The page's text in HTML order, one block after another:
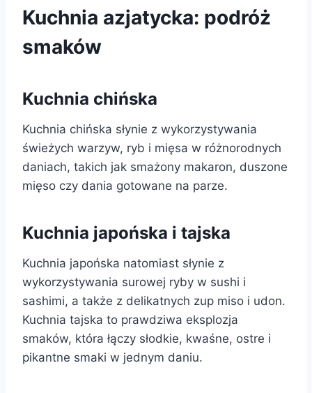
Kuchnia azjatycka: podróż
smaków
Kuchnia chińska
Kuchnia chińska słynie z wykorzystywania
świeżych warzyw, ryb i mięsa w różnorodnych
daniach, takich jak smażony makaron, duszone
mięso czy dania gotowane na parze.
Kuchnia japońska i tajska
Kuchnia japońska natomiast słynie z
wykorzystywania surowej ryby w sushi i
sashimi, a także z delikatnych zup miso i udon.
Kuchnia tajska to prawdziwa eksplozja
smaków, która łączy słodkie, kwaśne, ostre i
pikantne smaki w jednym daniu.